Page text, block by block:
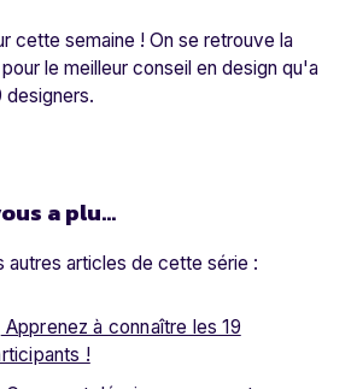
cette semaine ! On se retrouve la
le meilleur conseil en design qu'a
designers.
a plu…
autres articles de cette série :
Apprenez à connaître les 19
!